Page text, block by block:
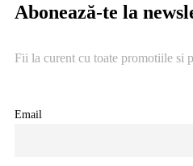
Abonează-te la
Fii la curent cu toate promotiile si
Email